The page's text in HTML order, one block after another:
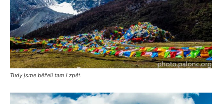
Tudy jsme běželi tam i zpět.